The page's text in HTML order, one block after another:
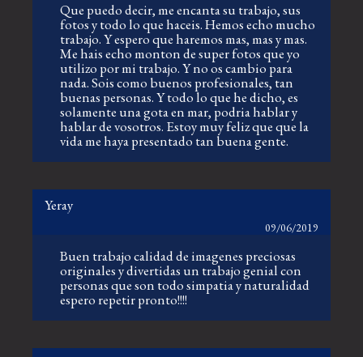
Que puedo decir, me encanta su trabajo, sus
fotos y todo lo que haceis. Hemos echo mucho
trabajo. Y espero que haremos mas, mas y mas.
Me hais echo monton de super fotos que yo
utilizo por mi trabajo. Y no os cambio para
nada. Sois como buenos profesionales, tan
buenas personas. Y todo lo que he dicho, es
solamente una gota en mar, podria hablar y
hablar de vosotros. Estoy muy feliz que que la
vida me haya presentado tan buena gente.
Yeray
09/06/2019
Buen trabajo calidad de imagenes preciosas
originales y divertidas un trabajo genial con
personas que son todo simpatia y naturalidad
espero repetir pronto!!!!